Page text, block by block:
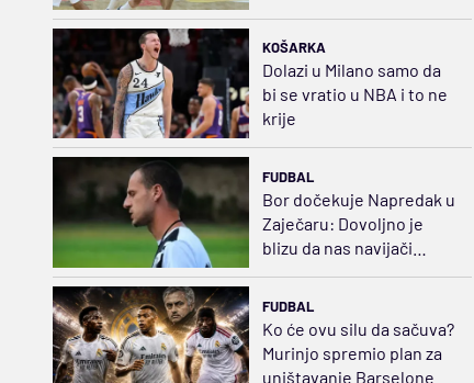
KOŠARKA
Dolazi u Milano samo da
bi se vratio u NBA i to ne
krije
FUDBAL
Bor dočekuje Napredak u
Zaječaru: Dovoljno je
blizu da nas navijači
podrže
FUDBAL
Ko će ovu silu da sačuva?
Murinjo spremio plan za
uništavanje Barselone